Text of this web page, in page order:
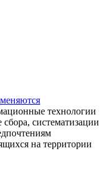
технологии
систематизации
на территории